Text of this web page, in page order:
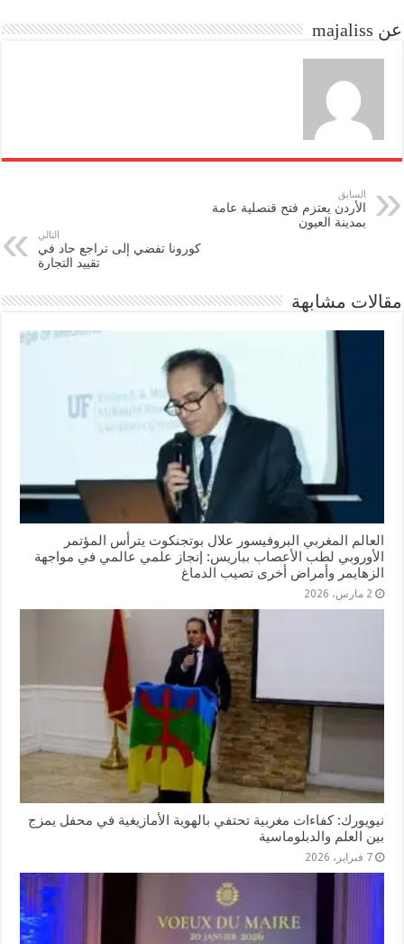
n
عن majaliss
السابق
الأردن يعتزم فتح قنصلية عامة
بمدينة العيون
التالي
كورونا تفضي إلى تراجع حاد في
تقييد التجارة
مقالات مشابهة
العالم المغربي البروفيسور علال بوتجنكوت يترأس المؤتمر
الأوروبي لطب الأعصاب بباريس: إنجاز علمي عالمي في مواجهة
الزهايمر وأمراض أخرى تصيب الدماغ
2 مارس، 2026
نيويورك: كفاءات مغربية تحتفي بالهوية الأمازيغية في محفل يمزج
بين العلم والدبلوماسية
7 فبراير، 2026